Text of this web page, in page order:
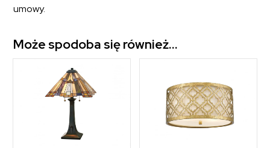
umowy.
Może spodoba się również…